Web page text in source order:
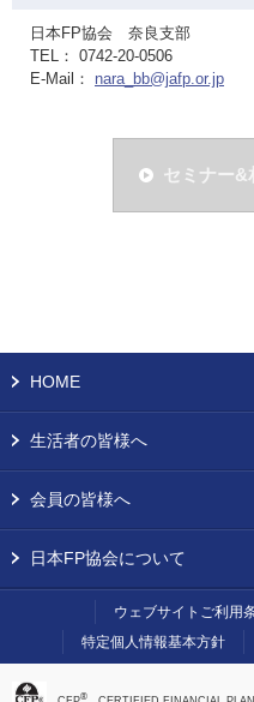
日本FP協会 奈良支部
TEL： 0742-20-0506
E-Mail： nara_bb@jafp.or.jp
セミナー&
HOME
生活者の皆様へ
会員の皆様へ
日本FP協会について
ウェブサイトご利用
特定個人情報基本方針
®